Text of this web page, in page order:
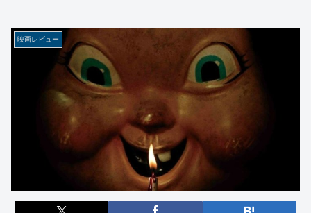
映画レビュー